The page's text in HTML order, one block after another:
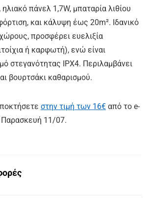
ηλιακό πάνελ 1,7W, μπαταρία λιθίου
και κάλυψη έως 20m². Ιδανικό
προσφέρει ευελιξία
ή καρφωτή), ενώ είναι
στεγανότητας IPX4. Περιλαμβάνει
βουρτσάκι καθαρισμού.
στην τιμή των 16€ από το e-
Παρασκευή 11/07.